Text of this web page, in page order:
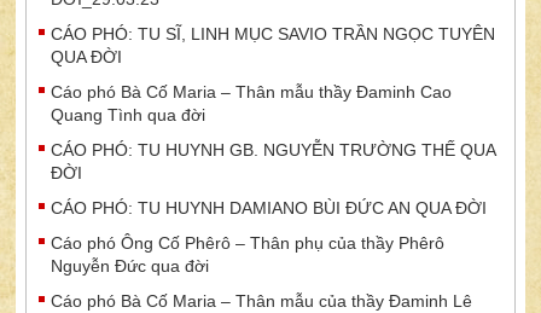
CÁO PHÓ: TU SĨ, LINH MỤC SAVIO TRẦN NGỌC TUYÊN
QUA ĐỜI
Cáo phó Bà Cố Maria – Thân mẫu thầy Đaminh Cao
Quang Tình qua đời
CÁO PHÓ: TU HUYNH GB. NGUYỄN TRƯỜNG THẾ QUA
ĐỜI
CÁO PHÓ: TU HUYNH DAMIANO BÙI ĐỨC AN QUA ĐỜI
Cáo phó Ông Cố Phêrô – Thân phụ của thầy Phêrô
Nguyễn Đức qua đời
Cáo phó Bà Cố Maria – Thân mẫu của thầy Đaminh Lê